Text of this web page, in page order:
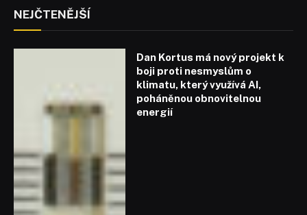
NEJČTENĚJŠÍ
Dan Kortus má nový projekt k
boji proti nesmyslům o
klimatu, který využívá AI,
poháněnou obnovitelnou
energií